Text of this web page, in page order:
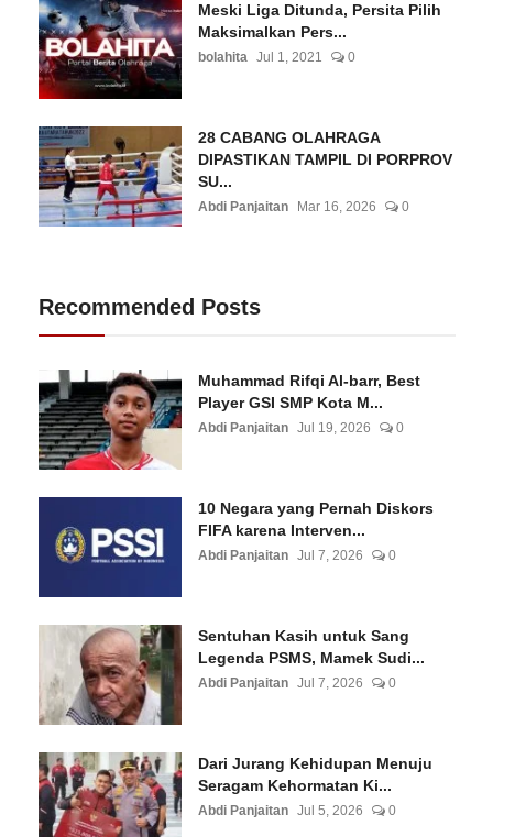
Meski Liga Ditunda, Persita Pilih
Maksimalkan Pers...
bolahita Jul 1, 2021 0
28 CABANG OLAHRAGA
DIPASTIKAN TAMPIL DI PORPROV
SU...
Abdi Panjaitan Mar 16, 2026 0
Recommended Posts
Muhammad Rifqi Al-barr, Best
Player GSI SMP Kota M...
Abdi Panjaitan Jul 19, 2026 0
10 Negara yang Pernah Diskors
FIFA karena Interven...
Abdi Panjaitan Jul 7, 2026 0
Sentuhan Kasih untuk Sang
Legenda PSMS, Mamek Sudi...
Abdi Panjaitan Jul 7, 2026 0
Dari Jurang Kehidupan Menuju
Seragam Kehormatan Ki...
Abdi Panjaitan Jul 5, 2026 0